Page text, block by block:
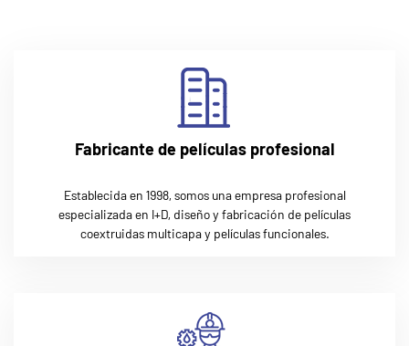
Fabricante de películas profesional
Establecida en 1998, somos una empresa profesional
especializada en I+D, diseño y fabricación de películas
coextruidas multicapa y películas funcionales.